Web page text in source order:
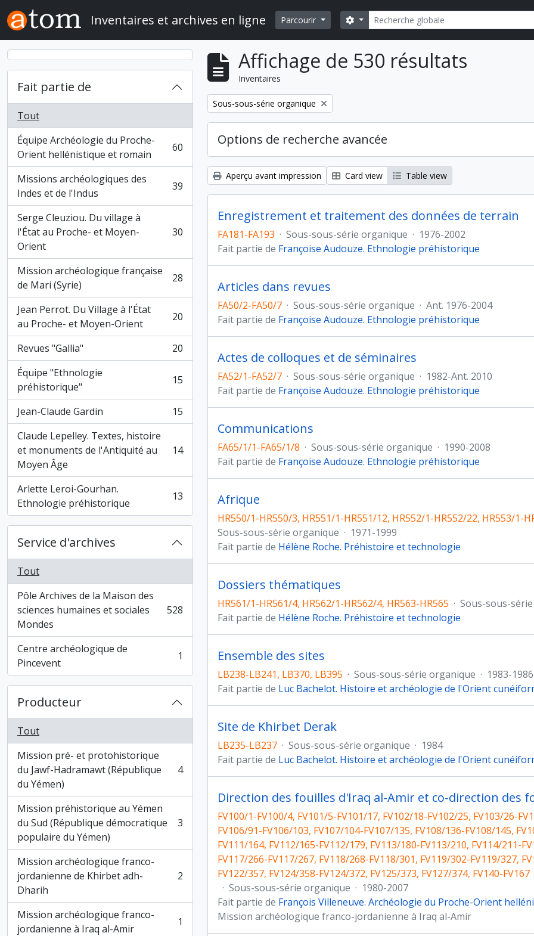
Skip to main content
Inventaires et archives en ligne Parcourir Rechercher
Search options
Fait partie de
Tout
Équipe Archéologie du Proche-
Orient hellénistique et romain
, 60 résultats 60
Missions archéologiques des
Indes et de l'Indus
, 39 résultats 39
Serge Cleuziou. Du village à
l'État au Proche- et Moyen-
Orient
, 30 résultats 30
Mission archéologique française
de Mari (Syrie)
, 28 résultats 28
Jean Perrot. Du Village à l'État
au Proche- et Moyen-Orient
, 20 résultats 20
Revues "Gallia"
, 20 résultats
20
Équipe "Ethnologie
préhistorique"
, 15 résultats 15
Jean-Claude Gardin
, 15 résultats
15
Claude Lepelley. Textes, histoire
et monuments de l'Antiquité au
Moyen Âge
, 14 résultats 14
Arlette Leroi-Gourhan.
Ethnologie préhistorique
, 13 résultats 13
Service d'archives
Tout
Pôle Archives de la Maison des
sciences humaines et sociales
Mondes
, 528 résultats 528
Centre archéologique de
Pincevent
, 1 résultats 1
Producteur
Tout
Mission pré- et protohistorique
du Jawf-Hadramawt (République
du Yémen)
, 4 résultats 4
Mission préhistorique au Yémen
du Sud (République démocratique
populaire du Yémen)
, 3 résultats 3
Mission archéologique franco-
jordanienne de Khirbet adh-
Dharih
, 2 résultats 2
Mission archéologique franco-
jordanienne à Iraq al-Amir
, 1 résultats 1
Affichage de 530 résultats
Inventaires
Remove filter:
Sous-sous-série organique
Options de recherche avancée
Aperçu avant impression Card view Table view
Enregistrement et traitement des données de terrain
FA181-FA193 · Sous-sous-série organique · 1976-2002
Fait partie de Françoise Audouze. Ethnologie préhistorique
Articles dans revues
FA50/2-FA50/7 · Sous-sous-série organique · Ant. 1976-2004
Fait partie de Françoise Audouze. Ethnologie préhistorique
Actes de colloques et de séminaires
FA52/1-FA52/7 · Sous-sous-série organique · 1982-Ant. 2010
Fait partie de Françoise Audouze. Ethnologie préhistorique
Communications
FA65/1/1-FA65/1/8 · Sous-sous-série organique · 1990-2008
Fait partie de Françoise Audouze. Ethnologie préhistorique
Afrique
HR550/1-HR550/3, HR551/1-HR551/12, HR552/1-HR552/22, HR553/1-
Sous-sous-série organique · 1971-1999
Fait partie de Hélène Roche. Préhistoire et technologie
Dossiers thématiques
HR561/1-HR561/4, HR562/1-HR562/4, HR563-HR565 · Sous-sous-
Fait partie de Hélène Roche. Préhistoire et technologie
Ensemble des sites
LB238-LB241, LB370, LB395 · Sous-sous-série organique · 1983-1986
Fait partie de Luc Bachelot. Histoire et archéologie de l'Orient
Site de Khirbet Derak
LB235-LB237 · Sous-sous-série organique · 1984
Fait partie de Luc Bachelot. Histoire et archéologie de l'Orient
FV100/1-FV100/4, FV101/5-FV101/17, FV102/18-FV102/25, FV103/26-
FV106/91-FV106/103, FV107/104-FV107/135, FV108/136-FV108/145,
FV111/164, FV112/165-FV112/179, FV113/180-FV113/210, FV114/211-
FV117/266-FV117/267, FV118/268-FV118/301, FV119/302-FV119/327,
FV122/357, FV124/358-FV124/372, FV125/373, FV127/374, FV140-FV167
· Sous-sous-série organique · 1980-2007
Fait partie de François Villeneuve. Archéologie du Proche-Orient
Mission archéologique franco-jordanienne à Iraq al-Amir